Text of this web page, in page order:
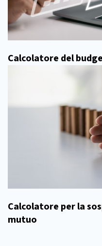
Calcolatore del
Calcolatore per la
mutuo